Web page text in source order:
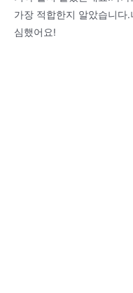
가장 적합한지 알았습니다
심했어요!